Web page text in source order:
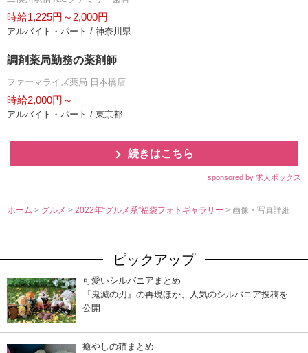
時給1,225円～2,000円
アルバイト・パート / 神奈川県
調剤薬局勤務の薬剤師
ファーマライズ薬局 日本橋店
時給2,000円～
アルバイト・パート / 東京都
続きはこちら
sponsored by 求人ボックス
ホーム > グルメ>2022年“グルメ系”福袋フォトギャラリー> 画像・写真詳細
ピックアップ
可愛いシルバニアまとめ
『鬼滅の刃』の再現ほか、人気のシルバニア投稿を
公開
癒やしの猫まとめ